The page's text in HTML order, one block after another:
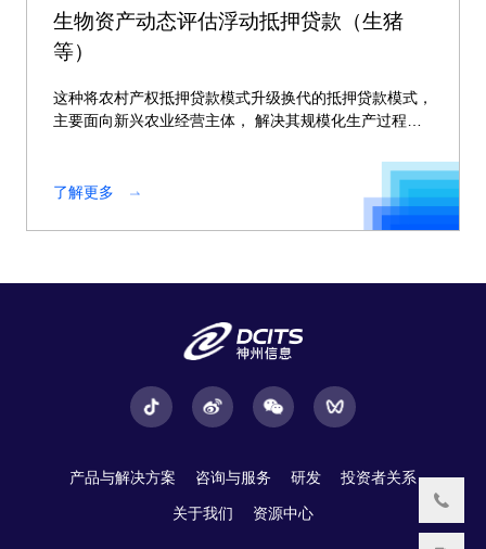
生物资产动态评估浮动抵押贷款（生猪
等）
这种将农村产权抵押贷款模式升级换代的抵押贷款模式，
主要面向新兴农业经营主体， 解决其规模化生产过程中
了解更多
产品与解决方案 咨询与服务 研发 投资者关系
关于我们 资源中心